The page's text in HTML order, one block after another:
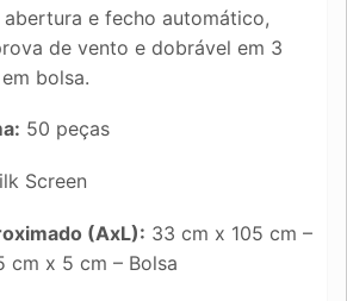
e fecho automático,
de vento e dobrável em 3
bolsa.
50 peças
Screen
(AxL): 33 cm x 105 cm –
cm x 5 cm – Bolsa